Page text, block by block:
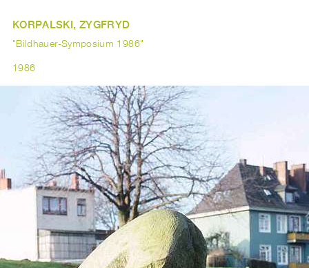
KORPALSKI, ZYGFRYD
"Bildhauer-Symposium 1986"
1986